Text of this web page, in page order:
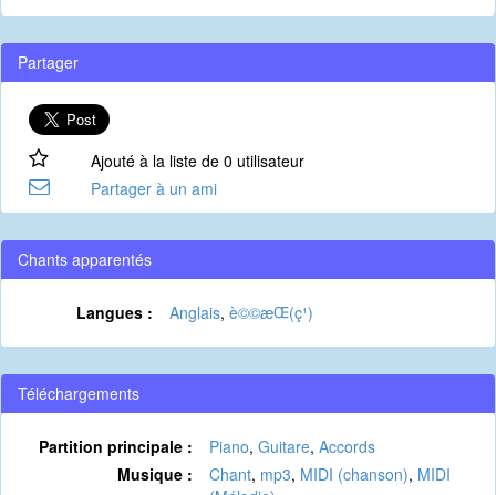
Partager
Ajouté à la liste de 0 utilisateur
Partager à un ami
Chants apparentés
Langues : Anglais, è©©æ­Œ(ç¹)
Téléchargements
Partition principale : Piano, Guitare, Accords
Musique :
Chant, mp3, MIDI (chanson), MIDI